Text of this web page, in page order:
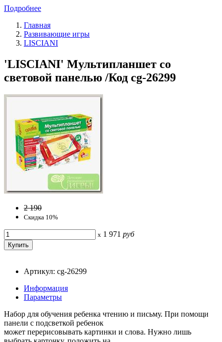
Подробнее
Главная
Развивающие игры
LISCIANI
'LISCIANI' Мультипланшет со
световой панелью /Код cg-26299
2 190
Скидка 10%
x 1 971 руб
Артикул: cg-26299
Информация
Параметры
Набор для обучения ребенка чтению и письму. При помощи
панели с подсветкой ребенок
может перерисовывать картинки и слова. Нужно лишь